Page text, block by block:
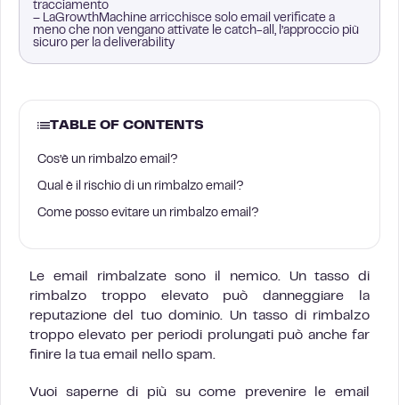
tracciamento
– LaGrowthMachine arricchisce solo email verificate a
meno che non vengano attivate le catch-all, l’approccio più
sicuro per la deliverability
TABLE OF CONTENTS
Cos’è un rimbalzo email?
Qual è il rischio di un rimbalzo email?
Come posso evitare un rimbalzo email?
Le email rimbalzate sono il nemico. Un tasso di
rimbalzo troppo elevato può danneggiare la
reputazione del tuo dominio. Un tasso di rimbalzo
troppo elevato per periodi prolungati può anche far
finire la tua email nello spam.
Vuoi saperne di più su come prevenire le email